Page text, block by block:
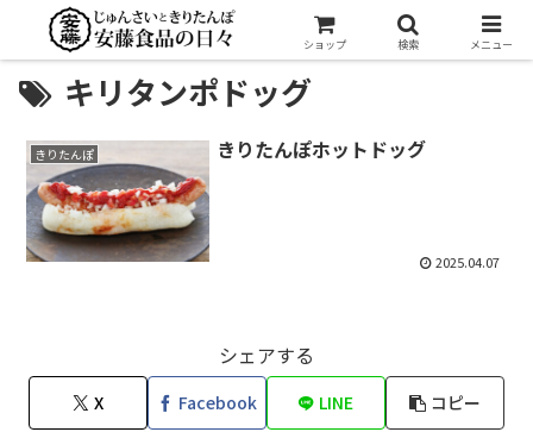
キリタンポドッグ
きりたんぽ きりたんぽホットドッグ
2025.04.07
シェアする
X Facebook LINE コピー
ショップ 検索 メニュー